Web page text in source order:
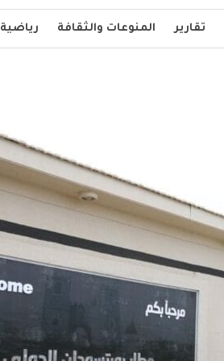
تقارير المنوعات والثقافة رياضية